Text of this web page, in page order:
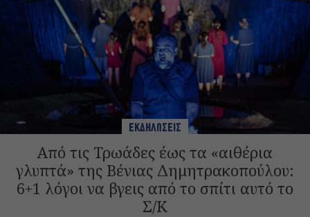
ΕΚΔΗΛΩΣΕΙΣ
Από τις Τρωάδες έως τα «αιθέρια
γλυπτά» της Βένιας Δημητρακοπούλου:
6+1 λόγοι να βγεις από το σπίτι αυτό το
Σ/Κ